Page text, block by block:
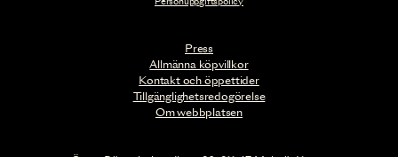
Press
Allmänna köpvillkor
Kontakt och öppettider
Tillgänglighetsredogörelse
Om webbplatsen
Personuppgiftspolicy